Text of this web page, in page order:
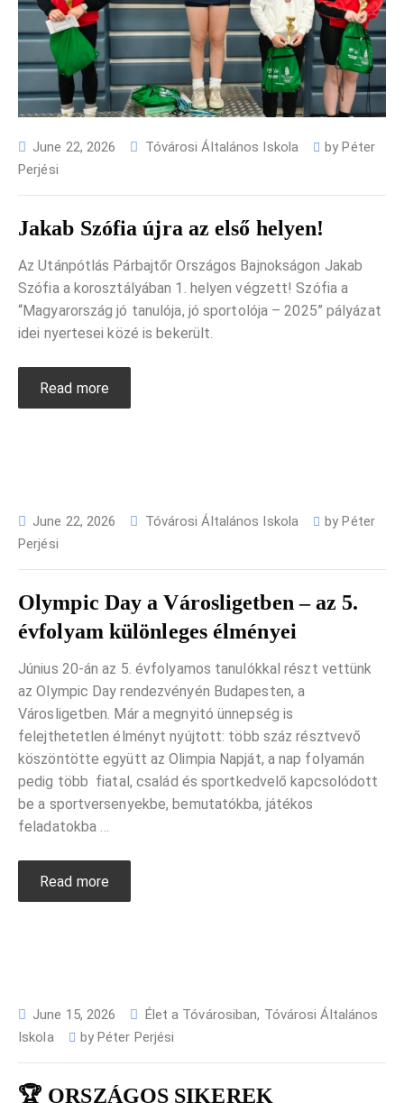
June 22, 2026 Tóvárosi Általános Iskola byPéter
Perjési
Jakab Szófia újra az első helyen!
Az Utánpótlás Párbajtőr Országos Bajnokságon Jakab
Szófia a korosztályában 1. helyen végzett! Szófia a
“Magyarország jó tanulója, jó sportolója – 2025” pályázat
idei nyertesei közé is bekerült.
Read more
June 22, 2026 Tóvárosi Általános Iskola byPéter
Perjési
Olympic Day a Városligetben – az 5.
évfolyam különleges élményei
Június 20-án az 5. évfolyamos tanulókkal részt vettünk
az Olympic Day rendezvényén Budapesten, a
Városligetben. Már a megnyitó ünnepség is
felejthetetlen élményt nyújtott: több száz résztvevő
köszöntötte együtt az Olimpia Napját, a nap folyamán
pedig több fiatal, család és sportkedvelő kapcsolódott
be a sportversenyekbe, bemutatókba, játékos
feladatokba…
Read more
June 15, 2026 Élet a Tóvárosiban, Tóvárosi Általános
Iskola
byPéter Perjési
🏆 ORSZÁGOS SIKEREK